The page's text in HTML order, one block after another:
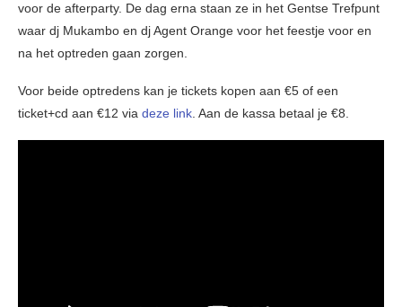
voor de afterparty. De dag erna staan ze in het Gentse Trefpunt
waar dj Mukambo en dj Agent Orange voor het feestje voor en
na het optreden gaan zorgen.
Voor beide optredens kan je tickets kopen aan €5 of een
ticket+cd aan €12 via deze link. Aan de kassa betaal je €8.